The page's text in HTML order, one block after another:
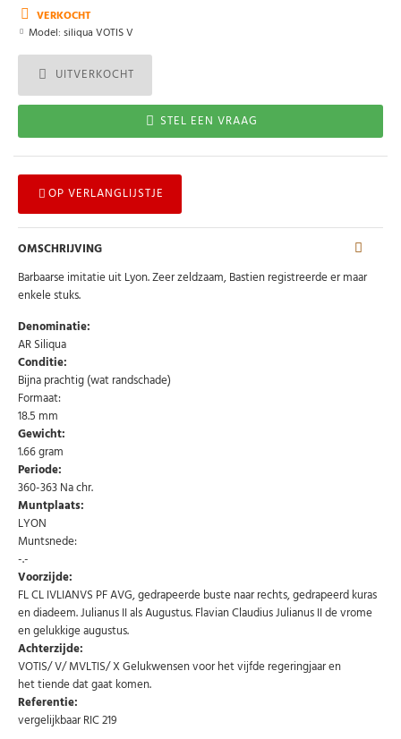
Schrijf u in voor onze gratis nieuwsbrief en ontvang
wekelijks een overzicht van de nieuwste munten en
Uw
email
AANMELDEN
VERKOCHT
Model: siliqua VOTIS V
UITVERKOCHT
STEL EEN VRAAG
OP VERLANGLIJSTJE
OMSCHRIJVING
Barbaarse imitatie uit Lyon. Zeer zeldzaam, Bastien registreerde er maar
enkele stuks.
Denominatie:
AR Siliqua
Conditie:
Bijna prachtig (wat randschade)
Formaat:
18.5 mm
Gewicht:
1.66 gram
Periode:
360-363 Na chr.
Muntplaats:
LYON
Muntsnede:
-.-
Voorzijde:
FL CL IVLIANVS PF AVG, gedrapeerde buste naar rechts, gedrapeerd kuras
en diadeem. Julianus II als Augustus. Flavian Claudius Julianus II de vrome
en gelukkige augustus.
Achterzijde:
VOTIS/ V/ MVLTIS/ X Gelukwensen voor het vijfde regeringjaar en
het tiende dat gaat komen.
Referentie:
vergelijkbaar RIC 219